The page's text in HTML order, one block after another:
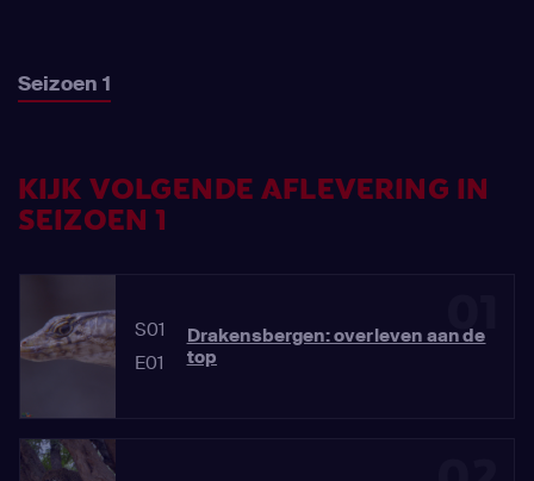
Seizoen 1
KIJK VOLGENDE AFLEVERING IN
SEIZOEN 1
01
S01
E01
Drakensbergen: overleven aan de
top